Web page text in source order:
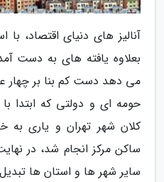
آنالیز های دنیای اقتصاد،
بعلاوه یافته های به دست
می دهد دست کم بنا بر چهار
حومه ای و دولتی که ابتدا
کلان شهر تهران و یاری به
ساکن مرکز انجام شد، در
سایر شهر ها و استان ها